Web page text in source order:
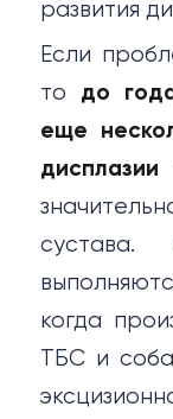
развития
Если
то до
еще
когда
ТБС и